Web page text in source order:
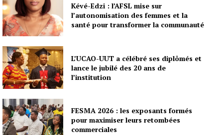
Kévé-Edzi : l’AFSL mise sur
l’autonomisation des femmes et la
santé pour transformer la communauté
L’UCAO-UUT a célébré ses diplômés et
lance le jubilé des 20 ans de
l’institution
FESMA 2026 : les exposants formés
pour maximiser leurs retombées
commerciales